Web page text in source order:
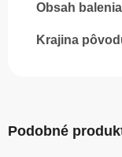
Obsah
Krajina
Podobné